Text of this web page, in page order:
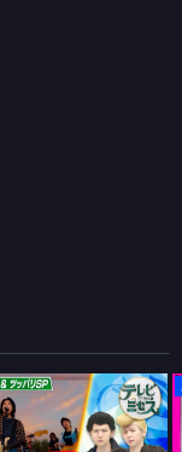
テレビ×ミセス